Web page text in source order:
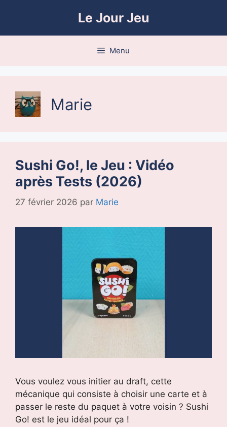
Le Jour Jeu
Menu
Marie
Sushi Go!, le Jeu : Vidéo
après Tests (2026)
27 février 2026 par Marie
Vous voulez vous initier au draft, cette
mécanique qui consiste à choisir une carte et à
passer le reste du paquet à votre voisin ? Sushi
Go! est le jeu idéal pour ça !